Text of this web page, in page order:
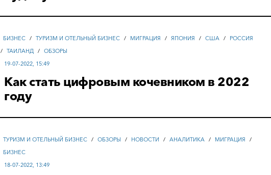
БИЗНЕС / ТУРИЗМ И ОТЕЛЬНЫЙ БИЗНЕС / МИГРАЦИЯ / ЯПОНИЯ / США /
РОССИЯ
/ ТАИЛАНД / ОБЗОРЫ
19-07-2022, 15:49
Как стать цифровым кочевником в 2022
году
ТУРИЗМ И ОТЕЛЬНЫЙ БИЗНЕС / ОБЗОРЫ / НОВОСТИ / АНАЛИТИКА / МИГРАЦИЯ
/
БИЗНЕС
18-07-2022, 13:49